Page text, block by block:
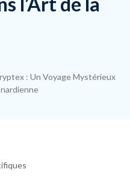
: Un Voyage Mystérieux